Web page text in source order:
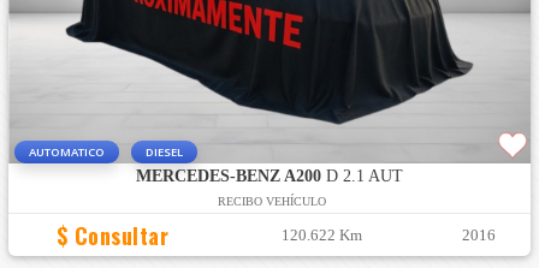
AUTOMATICO DIESEL
MERCEDES-BENZ A200D 2.1 AUT
RECIBO VEHÍCULO
$ Consultar 120.622 Km 2016